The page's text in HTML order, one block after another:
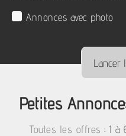
Annonces avec photo
Petites
Toutes les offres :1 à